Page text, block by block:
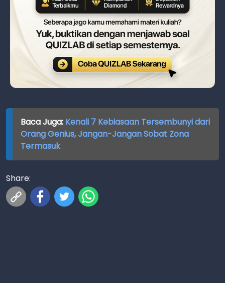
Baca Juga: Kenali 7 Kebiasaan Tersembunyi dari
Orang Genius, Jangan-Jangan Sobat Zona
Termasuk
Share: